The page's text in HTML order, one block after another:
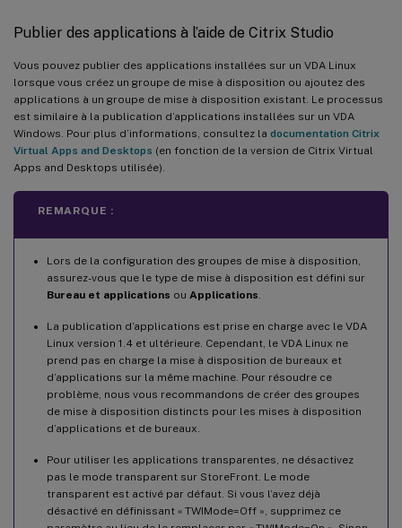
Publier des applications à l’aide de Citrix Studio
Vous pouvez publier des applications installées sur un VDA Linux
lorsque vous créez un groupe de mise à disposition ou ajoutez des
applications à un groupe de mise à disposition existant. Le processus
est similaire à la publication d’applications installées sur un VDA
Windows. Pour plus d’informations, consultez la documentation Citrix
Virtual Apps and Desktops (en fonction de la version de Citrix Virtual
Apps and Desktops utilisée).
REMARQUE :
Lors de la configuration des groupes de mise à disposition,
assurez-vous que le type de mise à disposition est défini sur
Bureau et applications ou Applications
La publication d’applications est prise en charge avec le VDA
Linux version 1.4 et ultérieure. Cependant, le VDA Linux ne
prend pas en charge la mise à disposition de bureaux et
d’applications sur la même machine. Pour résoudre ce
problème, nous vous recommandons de créer des groupes
de mise à disposition distincts pour les mises à disposition
d’applications et de bureaux.
Pour utiliser les applications transparentes, ne désactivez
pas le mode transparent sur StoreFront. Le mode
transparent est activé par défaut. Si vous l’avez déjà
désactivé en définissant « TWIMode=Off », supprimez ce